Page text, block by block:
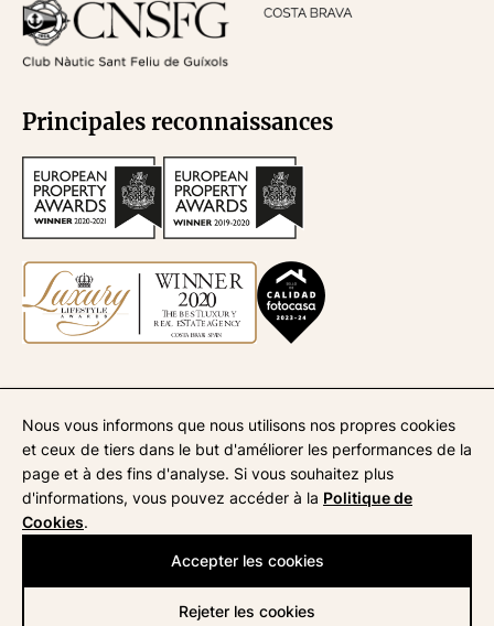
Principales reconnaissances
API 670| Syndic de la copropriété945| ATA268| AICAT4435
Mentions légales
Politique de confidentialité
©2026 Helenajornet Developed by:
Nous vous informons que nous utilisons nos propres cookies
et ceux de tiers dans le but d'améliorer les performances de la
page et à des fins d'analyse. Si vous souhaitez plus
d'informations, vous pouvez accéder à la Politique de
Cookies.
Accepter les cookies
Rejeter les cookies